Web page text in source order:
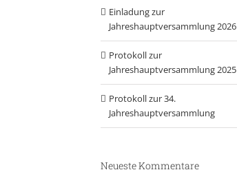
Einladung zur
Jahreshauptversammlung 2026
Protokoll zur
Jahreshauptversammlung 2025
Protokoll zur 34.
Jahreshauptversammlung
Neueste Kommentare